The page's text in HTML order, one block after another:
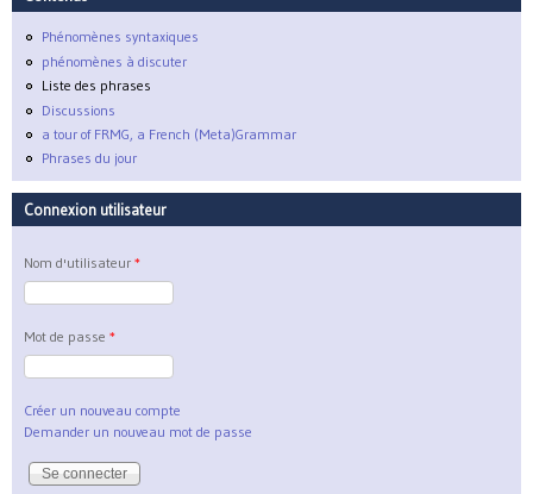
Phénomènes syntaxiques
phénomènes à discuter
Liste des phrases
Discussions
a tour of FRMG, a French (Meta)Grammar
Phrases du jour
Connexion utilisateur
Nom d'utilisateur *
Mot de passe *
Créer un nouveau compte
Demander un nouveau mot de passe